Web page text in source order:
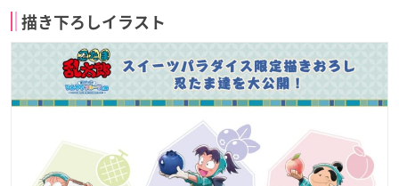
描き下ろしイラスト